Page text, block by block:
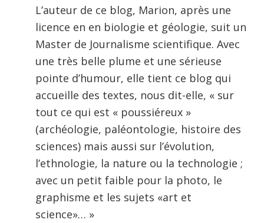
L’auteur de ce blog, Marion, après une
licence en en biologie et géologie, suit un
Master de Journalisme scientifique. Avec
une très belle plume et une sérieuse
pointe d’humour, elle tient ce blog qui
accueille des textes, nous dit-elle, « sur
tout ce qui est « poussiéreux »
(archéologie, paléontologie, histoire des
sciences) mais aussi sur l’évolution,
l’ethnologie, la nature ou la technologie ;
avec un petit faible pour la photo, le
graphisme et les sujets «art et
science»… »